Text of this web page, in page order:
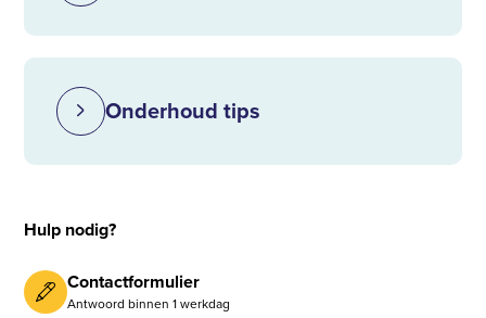
Onderhoud tips
Hulp nodig?
Contactformulier
Antwoord binnen 1 werkdag